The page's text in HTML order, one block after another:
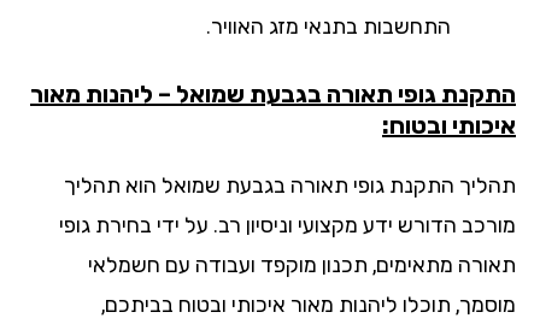
התחשבות בתנאי מזג האוויר.
גופי תאורה בגבעת שמואל – ליהנות מאור
ובטוח:
התקנת גופי תאורה בגבעת שמואל הוא תהליך
הדורש ידע מקצועי וניסיון רב. על ידי בחירת גופי
מתאימים, תכנון מוקפד ועבודה עם חשמלאי
תוכלו ליהנות מאור איכותי ובטוח בביתכם,